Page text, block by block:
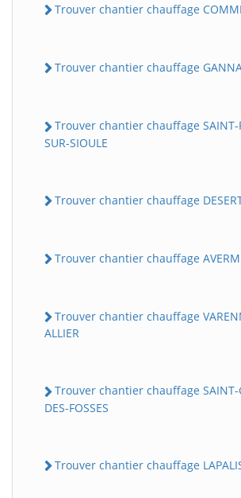
Trouver chantier chauffage
Trouver chantier chauffage
Trouver chantier chauffage SAINT-
SUR-SIOULE
Trouver chantier chauffage
Trouver chantier chauffage
Trouver chantier chauffage
ALLIER
Trouver chantier chauffage SAINT-
DES-FOSSES
Trouver chantier chauffage